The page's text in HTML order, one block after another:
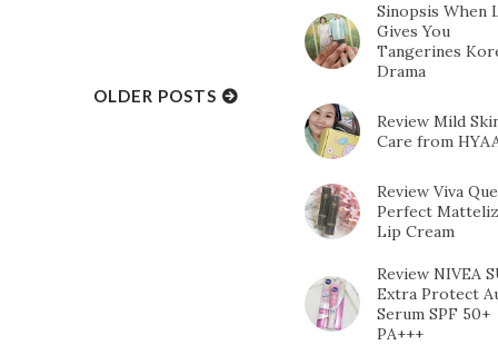
OLDER POSTS
Sinopsis When
Gives You
Tangerines
Drama
Review Mild
Care from
Review Viva
Perfect
Lip Cream
Review NIVEA
Extra Protect
Serum SPF 50+
PA+++